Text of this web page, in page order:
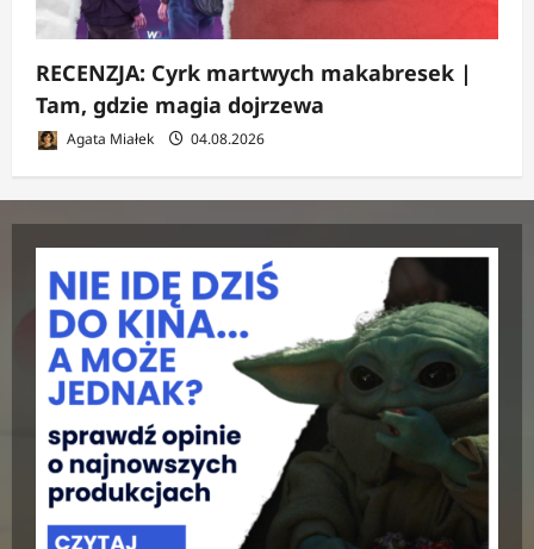
RECENZJA: Cyrk martwych makabresek |
Tam, gdzie magia dojrzewa
Agata Miałek 04.08.2026